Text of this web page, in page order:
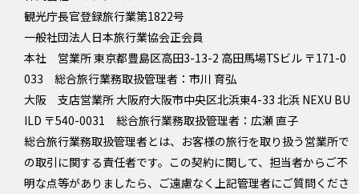
観光庁長官登録旅行業第1822号
一般社団法人日本旅行業協会正会員
本社 営業所 東京都豊島区高田3-13-2 高田馬場TSビル 〒171-0
033 総合旅行業務取扱管理者：市川 育弘
大阪 支店営業所 大阪府大阪市中央区北浜東4-33 北浜 NEXU BU
ILD 〒540-0031 総合旅行業務取扱管理者：広瀬 直子
総合旅行業務取扱管理者とは、お客様の旅行を取り扱う営業所で
の取引に関する責任者です。この契約に関して、担当者からご不
明な点等がありましたら、ご遠慮なく上記管理者にご質問くださ